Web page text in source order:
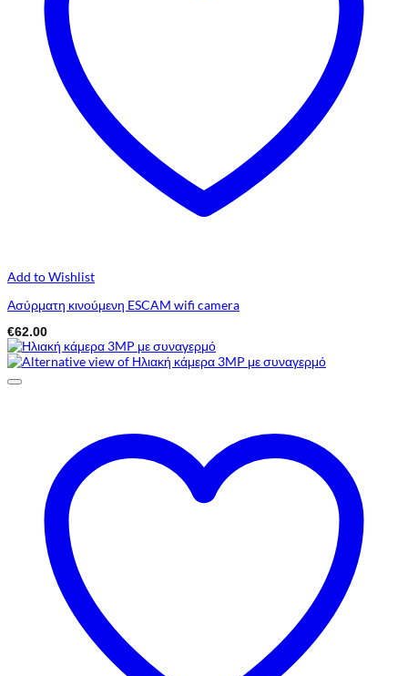
Add to Wishlist
Ασύρματη κινούμενη ESCAM wifi camera
€62.00